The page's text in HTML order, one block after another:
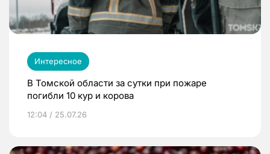
Интересное
В Томской области за сутки при пожаре
погибли 10 кур и корова
12:04 / 25.07.26